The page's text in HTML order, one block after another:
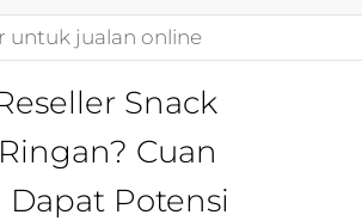
kotler,performance
digital,bisnis digital
digital
marketing,kotler
4.0,branding
digital,marketing
untuk jualan online
Snack
Cuan
Potensi